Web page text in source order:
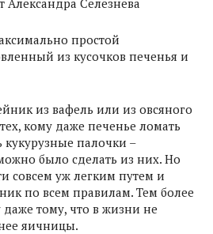
простой
из кусочков печенья и
из вафель или из овсяного
кому даже печенье ломать
кукурузные палочки –
было сделать из них. Но
совсем уж легким путем и
по всем правилам. Тем более
даже тому, что в жизни не
яичницы.